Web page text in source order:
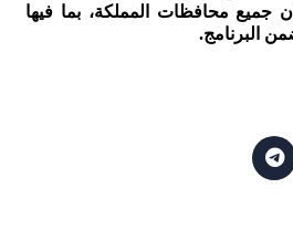
جميع محافظات المملكة، بما فيها
البرنامج.